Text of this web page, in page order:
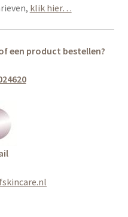
klik hier…
een product bestellen?